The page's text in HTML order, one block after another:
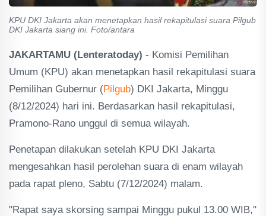
KPU DKI Jakarta akan menetapkan hasil rekapitulasi suara Pilgub
DKI Jakarta siang ini. Foto/antara
JAKARTAMU (Lenteratoday) - Komisi Pemilihan
Umum (KPU) akan menetapkan hasil rekapitulasi suara
Pemilihan Gubernur (Pilgub) DKI Jakarta, Minggu
(8/12/2024) hari ini. Berdasarkan hasil rekapitulasi,
Pramono-Rano unggul di semua wilayah.
Penetapan dilakukan setelah KPU DKI Jakarta
mengesahkan hasil perolehan suara di enam wilayah
pada rapat pleno, Sabtu (7/12/2024) malam.
"Rapat saya skorsing sampai Minggu pukul 13.00 WIB,"